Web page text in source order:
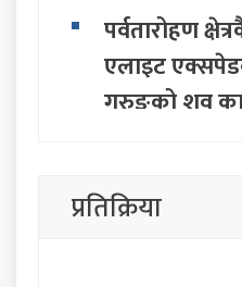
पर्वतारोहण
एलाइट
गुरुङको शव
ग्वार्कोमा बस
मृत्यु, १० जना
प्रतिक्रिया